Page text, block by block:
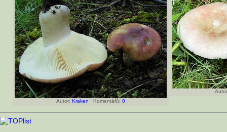
Autor: Kraken Komentářů: 0